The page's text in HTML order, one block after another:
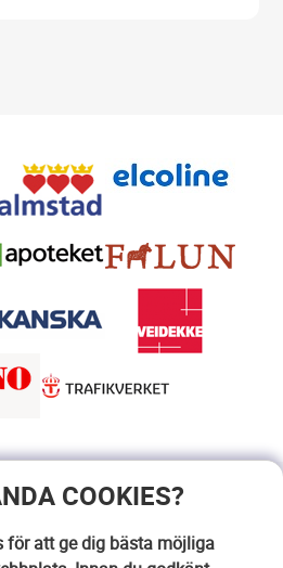
COOKIES?
för att ge dig bästa möjliga